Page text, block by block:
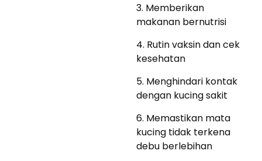
3. Memberikan
makanan bernutrisi
4. Rutin vaksin dan cek
kesehatan
5. Menghindari kontak
dengan kucing sakit
6. Memastikan mata
kucing tidak terkena
debu berlebihan